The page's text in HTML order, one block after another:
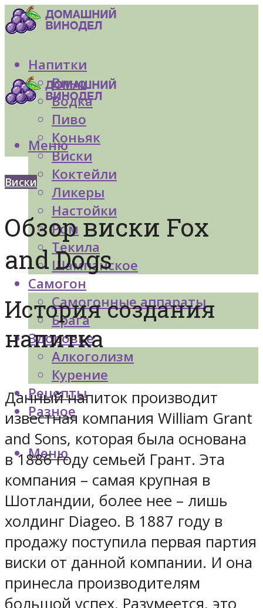
Напитки
Вино
Водка
Пиво
Коньяк
Виски
Коктейли
Ликеры
Настойки
Ром
Текила
Шампанское
Самогон
Самогонные аппараты
Брага
Здоровье
Алкоголизм
Курение
Рецепты
Разное
Меню
Меню
Виски
Обзор виски Fox
and Dogs
История создания
напитка
Данный напиток производит
известная компания William Grant
and Sons, которая была основана
в 1886 году семьей Грант. Эта
компания – самая крупная в
Шотландии, более нее – лишь
холдинг Diageo. В 1887 году в
продажу поступила первая партия
виски от данной компании. И она
принесла производителям
большой успех. Разумеется, это